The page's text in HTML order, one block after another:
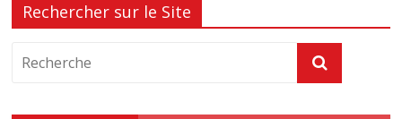
Rechercher sur le Site